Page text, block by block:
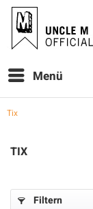
Menü
Tix
TIX
Filtern